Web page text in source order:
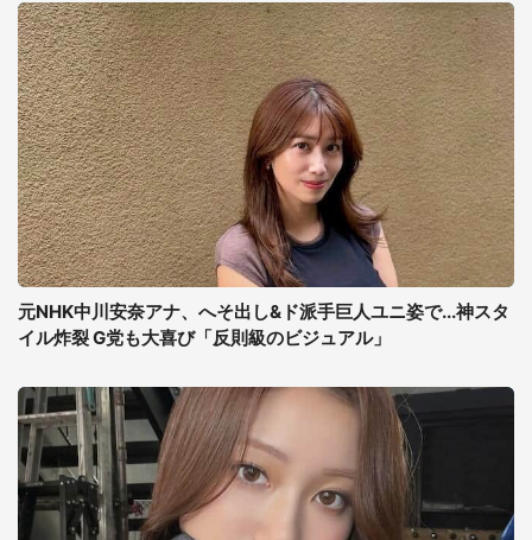
元NHK中川安奈アナ、へそ出し&ド派手巨人ユニ姿で...神スタ
イル炸裂 G党も大喜び「反則級のビジュアル」